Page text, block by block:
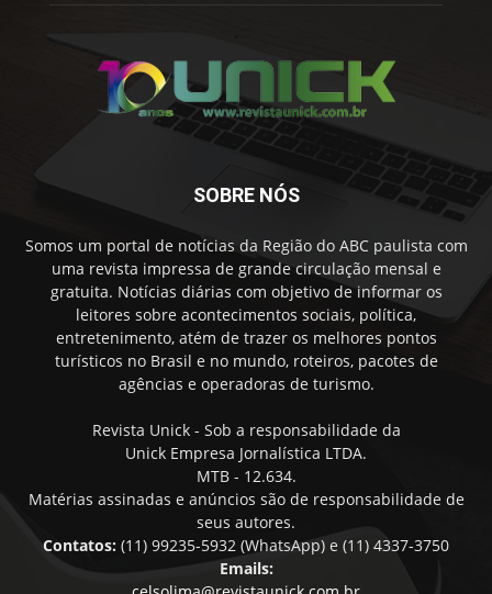
SOBRE NÓS
Somos um portal de notícias da Região do ABC paulista com
uma revista impressa de grande circulação mensal e
gratuita. Notícias diárias com objetivo de informar os
leitores sobre acontecimentos sociais, política,
entretenimento, atém de trazer os melhores pontos
turísticos no Brasil e no mundo, roteiros, pacotes de
agências e operadoras de turismo.
Revista Unick - Sob a responsabilidade da
Unick Empresa Jornalística LTDA.
MTB - 12.634.
Matérias assinadas e anúncios são de responsabilidade de
seus autores.
Contatos: (11) 99235-5932 (WhatsApp) e (11) 4337-3750
Emails: